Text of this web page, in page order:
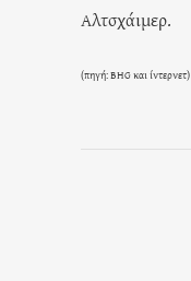
Αλτσχάιμερ.
(πηγή: BHG και ίντερνετ)